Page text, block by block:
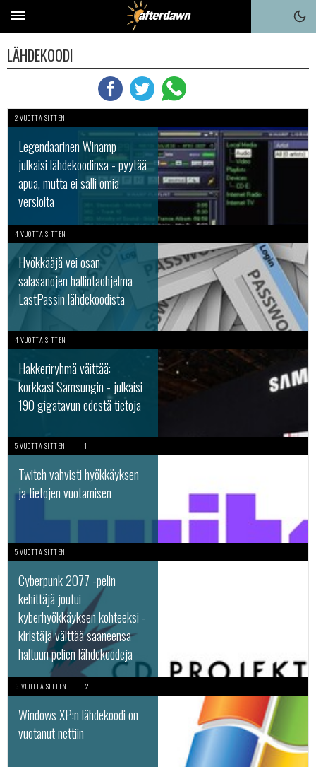
LÄHDEKOODI
2 VUOTTA SITTEN
Legendaarinen Winamp
julkaisi lähdekoodinsa - pyytää
apua, mutta ei salli omia
versioita
4 VUOTTA SITTEN
Hyökkääjä vei osan
salasanojen hallintaohjelma
LastPassin lähdekoodista
4 VUOTTA SITTEN
Hakkeriryhmä väittää:
korkkasi Samsungin - julkaisi
190 gigatavun edestä tietoja
5 VUOTTA SITTEN 1
Twitch vahvisti hyökkäyksen
ja tietojen vuotamisen
5 VUOTTA SITTEN
Cyberpunk 2077 -pelin
kehittäjä joutui
kyberhyökkäyksen kohteeksi -
kiristäjä väittää saaneensa
haltuun pelien lähdekoodeja
6 VUOTTA SITTEN 2
Windows XP:n lähdekoodi on
vuotanut nettiin